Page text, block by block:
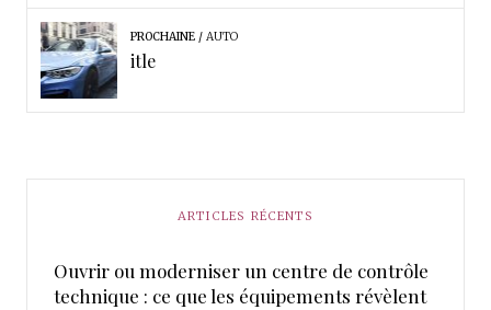
PROCHAINE AUTO
itle
ARTICLES RÉCENTS
Ouvrir ou moderniser un centre de contrôle
technique : ce que les équipements révèlent